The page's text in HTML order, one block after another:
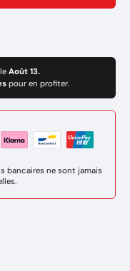
Août 13.
pour en profiter.
bancaires ne sont jamais